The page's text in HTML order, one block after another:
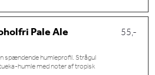
Pale Ale 55,-
spændende humleprofil. Strågul
humle med noter af tropisk